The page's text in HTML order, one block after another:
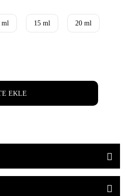
ml 15 ml 20 ml
EKLE